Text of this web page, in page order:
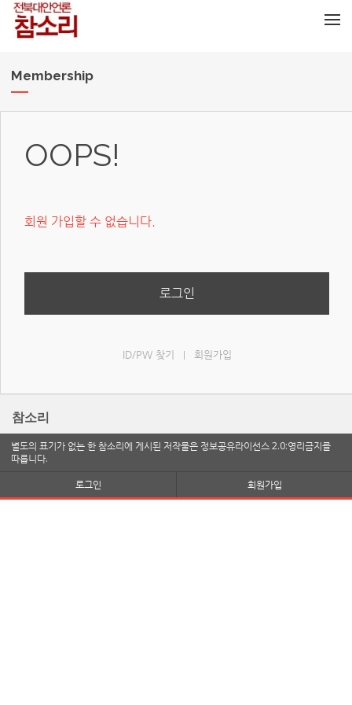
Membership
OOPS!
회원 가입할 수 없습니다.
로그인
ID/PW 찾기 회원가입
참소리
별도의 표기가 없는 한 참소리에 게시된 저작물은 정보공유라이선스 2.0:영리금지를
따릅니다.
로그인
회원가입